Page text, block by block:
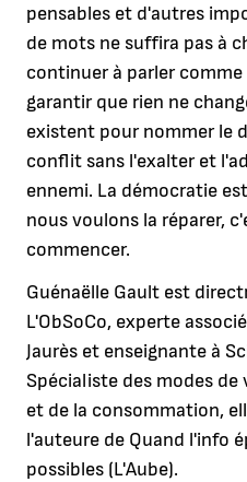
pensables et d'autres
de mots ne suffira pas à
continuer à parler
garantir que rien ne
existent pour nommer le
conflit sans l'exalter et
ennemi. La démocratie
nous voulons la réparer,
commencer.
Guénaëlle Gault est
L'ObSoCo, experte
Jaurès et enseignante à
Spécialiste des modes
et de la consommation,
l'auteure de Quand l'info
possibles (L'Aube).